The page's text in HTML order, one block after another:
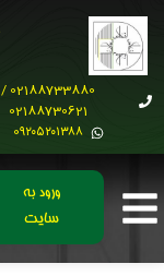
02188733880 /
02188730621
0۹۲۰۵۲۰۱۳۸۸
ورود به
سایت